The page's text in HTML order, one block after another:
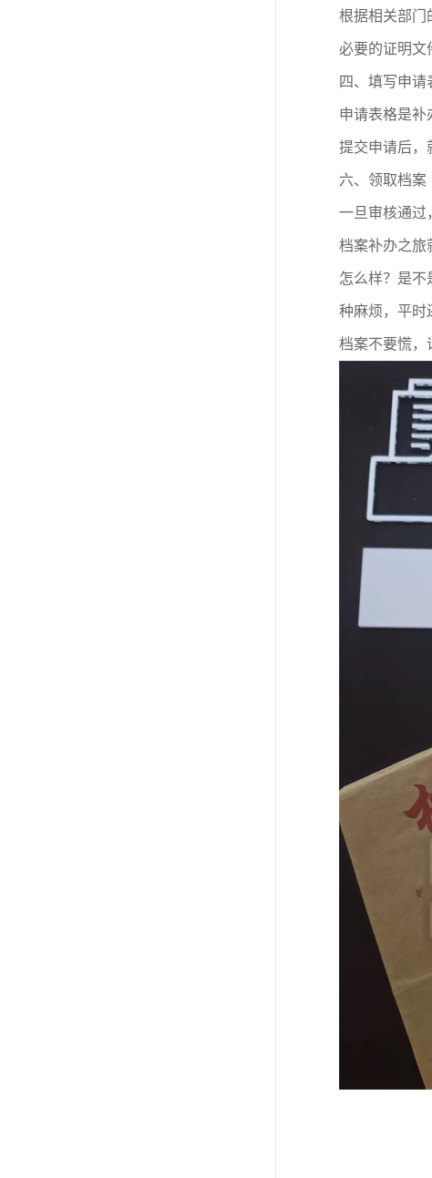
根据相关部门
必要的证明文
四、 填写申请
申请表格是补
提交申请后，
六、 领取档案
一旦审核通过
档案补办之旅
怎么样？是不
种麻烦，平时
档案不要慌，